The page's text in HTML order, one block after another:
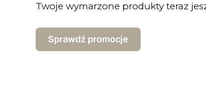
Twoje wymarzone produkty teraz
Sprawdź promocje